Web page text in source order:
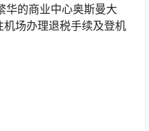
华的商业中心奥斯曼大
场办理退税手续及登机